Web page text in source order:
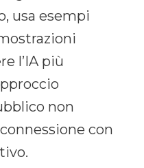
usa esempi
l’IA più
non
con